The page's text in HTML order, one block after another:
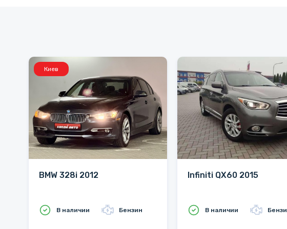
Киев
BMW 328i 2012
В наличии Бензин
Infiniti QX60 2015
В наличии